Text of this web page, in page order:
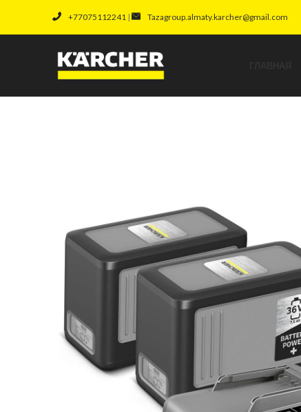
+77075112241 | Tazagroup.almaty.karcher@gmail.com